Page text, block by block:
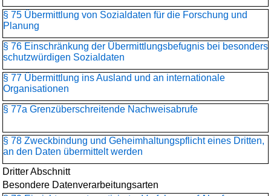
§ 75 Übermittlung von Sozialdaten für die Forschung und
Planung
§ 76 Einschränkung der Übermittlungsbefugnis bei besonders
schutzwürdigen Sozialdaten
§ 77 Übermittlung ins Ausland und an internationale
Organisationen
§ 77a Grenzüberschreitende Nachweisabrufe
§ 78 Zweckbindung und Geheimhaltungspflicht eines Dritten,
an den Daten übermittelt werden
Dritter Abschnitt
Besondere Datenverarbeitungsarten